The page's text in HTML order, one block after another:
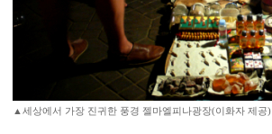
▲세상에서 가장 진귀한 풍경 젤마엘피나광장(이화자 제공)